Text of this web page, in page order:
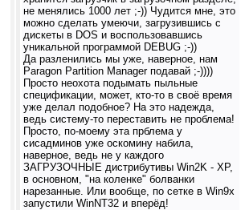
не менялись 1000 лет ;-)) Чудится мне, это
можно сделать умеючи, загрузившись с
дискеты в DOS и воспользовавшись
уникальной программой DEBUG ;-))
Да разленились мы уже, наверное, нам
Paragon Partition Manager подавай ;-))))
Просто неохота подымать пыльные
спецификации, может, кто-то в своё время
уже делал подобное? На это надежда,
ведь систему-то переставить не проблема!
Просто, по-моему эта прблема у
сисадминов уже оскомину набила,
наверное, ведь не у каждого
ЗАГРУЗОЧНЫЕ дистрибутивы Win2K - XP,
в основном, "на коленке" болванки
нарезанные. Или вообще, по сетке в Win9x
запустили WinNT32 и вперёд!